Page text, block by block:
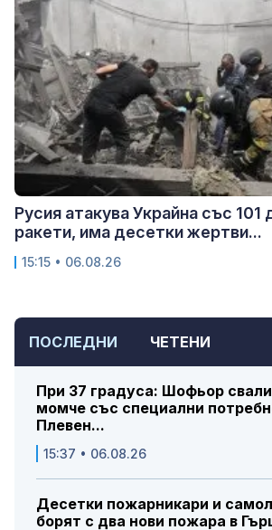
ПОСЛЕДНИ ЧЕТЕНИ
При 37 градуса: Шофьор
момче със специални
Плевен...
15:37 • 06.08.26
Десетки пожарникари и
борят с два нови пожара в
Русия атакува Украйна със 101
ракети, има десетки жертви...
15:15 • 06.08.26